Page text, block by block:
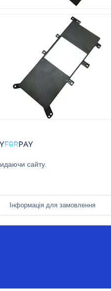
сайту.
Інформація для замовлення